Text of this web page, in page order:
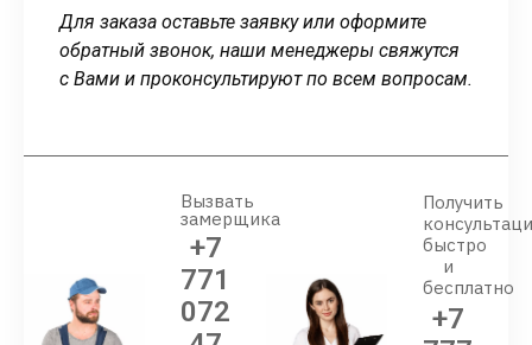
Для заказа оставьте заявку или оформите
обратный звонок, наши менеджеры свяжутся
с Вами и проконсультируют по всем вопросам.
Вызвать
замерщика
+7
771
072
Получить
быстро
и
бесплатно
+7